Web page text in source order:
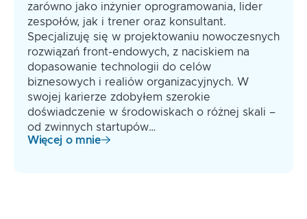
zarówno jako inżynier oprogramowania, lider
zespołów, jak i trener oraz konsultant.
Specjalizuję się w projektowaniu nowoczesnych
rozwiązań front-endowych, z naciskiem na
dopasowanie technologii do celów
biznesowych i realiów organizacyjnych. W
swojej karierze zdobyłem szerokie
doświadczenie w środowiskach o różnej skali –
od zwinnych startupów…
Więcej o mnie